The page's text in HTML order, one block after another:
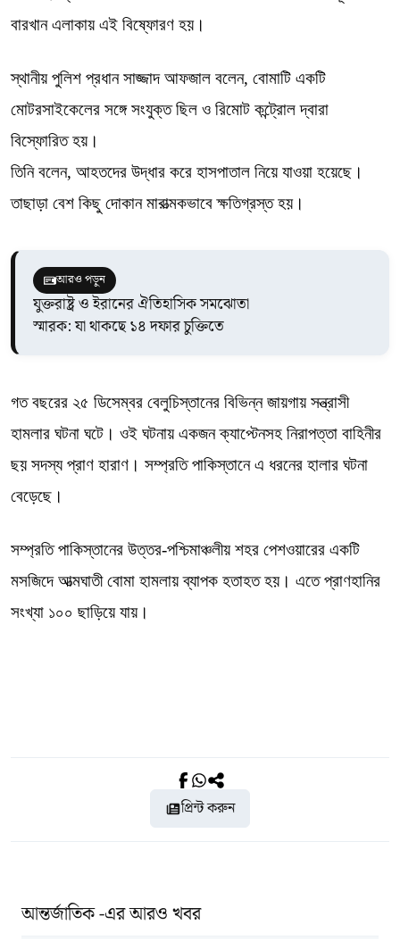
বারখান এলাকায় এই বিষ্ফোরণ হয়।
স্থানীয় পুলিশ প্রধান সাজ্জাদ আফজাল বলেন, বোমাটি একটি
মোটরসাইকেলের সঙ্গে সংযুক্ত ছিল ও রিমোট কন্ট্রোল দ্বারা
বিস্ফোরিত হয়।
তিনি বলেন, আহতদের উদ্ধার করে হাসপাতাল নিয়ে যাওয়া হয়েছে।
তাছাড়া বেশ কিছু দোকান মারাত্মকভাবে ক্ষতিগ্রস্ত হয়।
আরও পড়ুন
যুক্তরাষ্ট্র ও ইরানের ঐতিহাসিক সমঝোতা
স্মারক: যা থাকছে ১৪ দফার চুক্তিতে
গত বছরের ২৫ ডিসেম্বর বেলুচিস্তানের বিভিন্ন জায়গায় সন্ত্রাসী
হামলার ঘটনা ঘটে। ওই ঘটনায় একজন ক্যাপ্টেনসহ নিরাপত্তা বাহিনীর
ছয় সদস্য প্রাণ হারাণ। সম্প্রতি পাকিস্তানে এ ধরনের হালার ঘটনা
বেড়েছে।
সম্প্রতি পাকিস্তানের উত্তর-পশ্চিমাঞ্চলীয় শহর পেশওয়ারের একটি
মসজিদে আত্মঘাতী বোমা হামলায় ব্যাপক হতাহত হয়। এতে প্রাণহানির
সংখ্যা ১০০ ছাড়িয়ে যায়।
প্রিন্ট করুন
আন্তর্জাতিক -এর আরও খবর